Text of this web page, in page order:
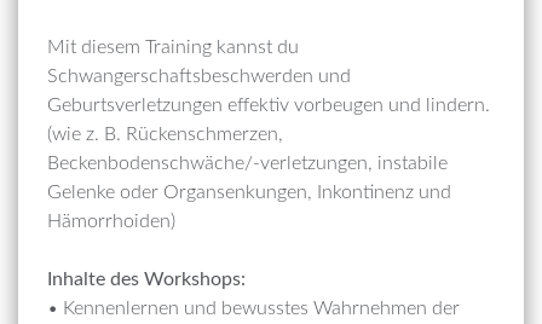
Mit diesem Training kannst du
Schwangerschaftsbeschwerden und
Geburtsverletzungen effektiv vorbeugen und lindern.
(wie z. B. Rückenschmerzen,
Beckenbodenschwäche/-verletzungen, instabile
Gelenke oder Organsenkungen, Inkontinenz und
Hämorrhoiden)
Inhalte des Workshops:
• Kennenlernen und bewusstes Wahrnehmen der